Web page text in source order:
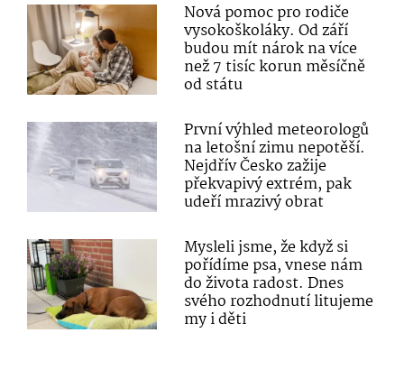
Nová pomoc pro rodiče
vysokoškoláky. Od září
budou mít nárok na více
než 7 tisíc korun měsíčně
od státu
První výhled meteorologů
na letošní zimu nepotěší.
Nejdřív Česko zažije
překvapivý extrém, pak
udeří mrazivý obrat
Mysleli jsme, že když si
pořídíme psa, vnese nám
do života radost. Dnes
svého rozhodnutí litujeme
my i děti